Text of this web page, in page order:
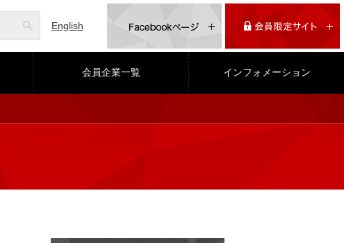
English
会員企業一覧 インフォメーション